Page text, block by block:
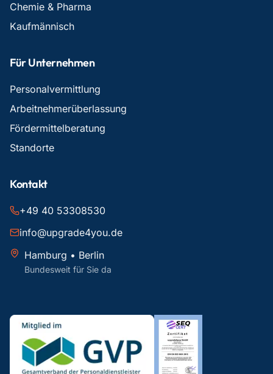
Chemie & Pharma
Kaufmännisch
Für Unternehmen
Personalvermittlung
Arbeitnehmerüberlassung
Fördermittelberatung
Standorte
Kontakt
+49 40 53308530
info@upgrade4you.de
Hamburg • Berlin
Bundesweit für Sie da